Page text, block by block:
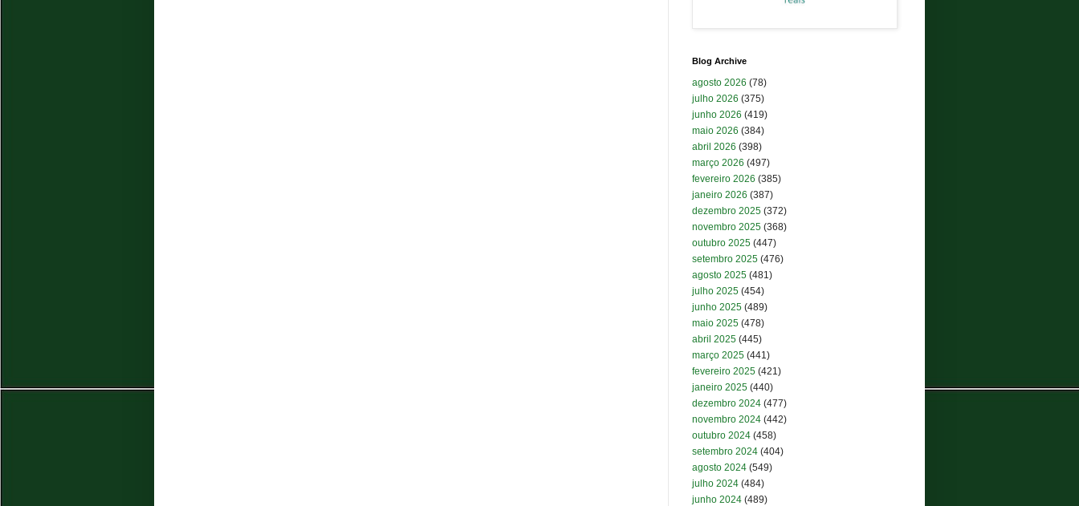
Blog Archive
agosto 2026 (78)
julho 2026 (375)
junho 2026 (419)
maio 2026 (384)
abril 2026 (398)
março 2026 (497)
fevereiro 2026 (385)
janeiro 2026 (387)
dezembro 2025 (372)
novembro 2025 (368)
outubro 2025 (447)
setembro 2025 (476)
agosto 2025 (481)
julho 2025 (454)
junho 2025 (489)
maio 2025 (478)
abril 2025 (445)
março 2025 (441)
fevereiro 2025 (421)
janeiro 2025 (440)
dezembro 2024 (477)
novembro 2024 (442)
outubro 2024 (458)
setembro 2024 (404)
agosto 2024 (549)
julho 2024 (484)
junho 2024 (489)